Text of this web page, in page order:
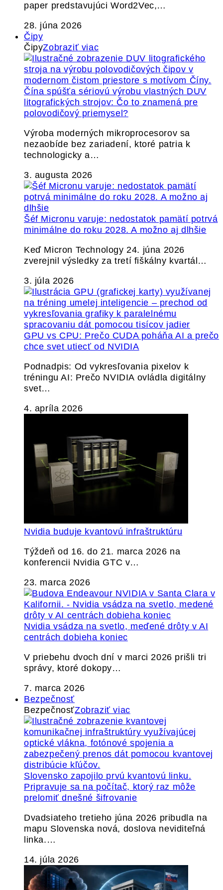
paper predstavujúci Word2Vec,…
28. júna 2026
Čipy
ČipyZobraziť viac
Čína spúšťa sériovú výrobu vlastných DUV
litografických strojov: Čo to znamená pre
polovodičový priemysel?
Výroba moderných mikroprocesorov sa
nezaobíde bez zariadení, ktoré patria k
technologicky a…
3. augusta 2026
Šéf Micronu varuje: nedostatok pamätí potrvá
minimálne do roku 2028. A možno aj dlhšie
Keď Micron Technology 24. júna 2026
zverejnil výsledky za tretí fiškálny kvartál…
3. júla 2026
GPU vs CPU: Prečo CUDA poháňa AI a prečo
chce svet utiecť od NVIDIA
Podnadpis: Od vykresľovania pixelov k
tréningu AI: Prečo NVIDIA ovládla digitálny
svet…
4. apríla 2026
Nvidia buduje kvantovú infraštruktúru
Týždeň od 16. do 21. marca 2026 na
konferencii Nvidia GTC v…
23. marca 2026
Nvidia vsádza na svetlo, meďené drôty v AI
centrách dobieha koniec
V priebehu dvoch dní v marci 2026 prišli tri
správy, ktoré dokopy…
7. marca 2026
Bezpečnosť
BezpečnosťZobraziť viac
Slovensko zapojilo prvú kvantovú linku.
Pripravuje sa na počítač, ktorý raz môže
prelomiť dnešné šifrovanie
Dvadsiateho tretieho júna 2026 pribudla na
mapu Slovenska nová, doslova neviditeľná
linka.…
14. júla 2026